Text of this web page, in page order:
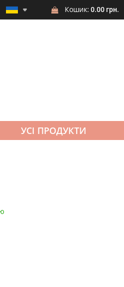
Кошик: 0.00 грн.
УСІ ПРОДУКТИ